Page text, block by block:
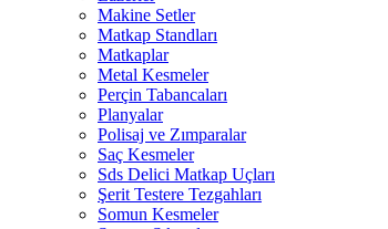
Makine Setler
Matkap Standları
Matkaplar
Metal Kesmeler
Perçin Tabancaları
Planyalar
Polisaj ve Zımparalar
Saç Kesmeler
Sds Delici Matkap Uçları
Şerit Testere Tezgahları
Somun Kesmeler